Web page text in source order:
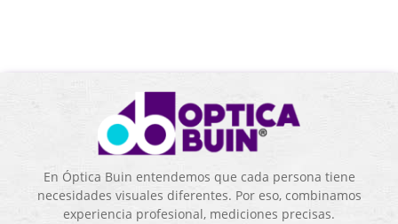
En Óptica Buin entendemos que cada persona tiene
necesidades visuales diferentes. Por eso, combinamos
experiencia profesional, mediciones precisas.